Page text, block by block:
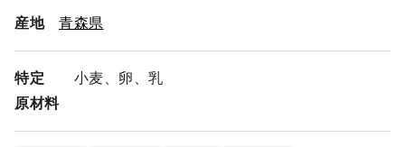
にお問い合わせにてご相談くださればご希望の商品を組み
合わせた商品を登録いたします。そうすると1箱で済むこ
産地 青森県
特定
原材料
小麦、卵、乳